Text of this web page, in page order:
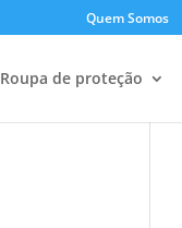
Quem Somos
Roupa de proteção